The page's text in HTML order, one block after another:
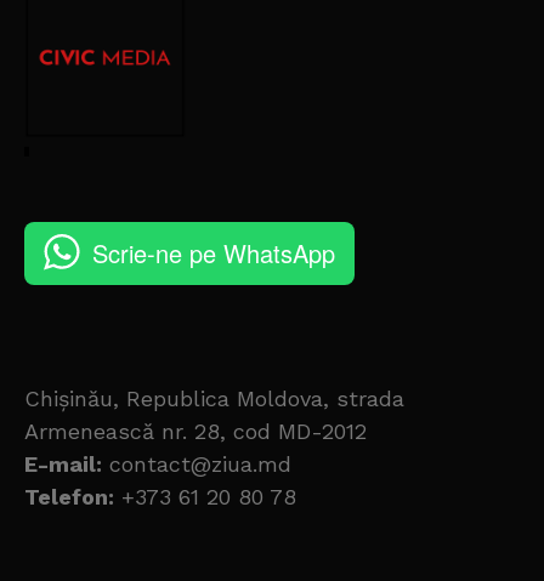
Scrie-ne pe WhatsApp
Chișinău, Republica Moldova, strada
Armenească nr. 28, cod MD-2012
E-mail: contact@ziua.md
Telefon: +373 61 20 80 78